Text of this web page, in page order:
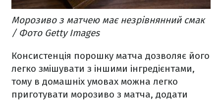
Морозиво з матчею має незрівнянний смак
/ Фото Getty Images
Консистенція порошку матча дозволяє його
легко змішувати з іншими інгредієнтами,
тому в домашніх умовах можна легко
приготувати морозиво з матча, додати